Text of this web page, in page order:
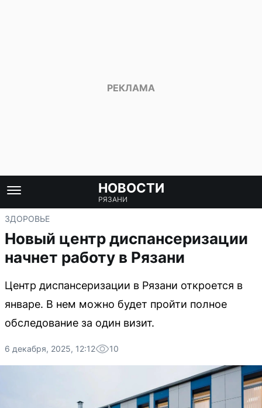
НОВОСТИ
РЯЗАНИ
ЗДОРОВЬЕ
Новый центр диспансеризации
начнет работу в Рязани
Центр диспансеризации в Рязани откроется в
январе. В нем можно будет пройти полное
обследование за один визит.
6 декабря, 2025, 12:12 10